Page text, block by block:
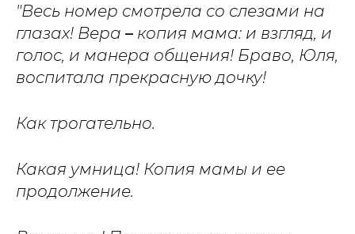
"Весь номер смотрела со слезами на
глазах! Вера – копия мама: и взгляд, и
голос, и манера общения! Браво, Юля,
воспитала прекрасную дочку!
Как трогательно.
Какая умница! Копия мамы и ее
продолжение.